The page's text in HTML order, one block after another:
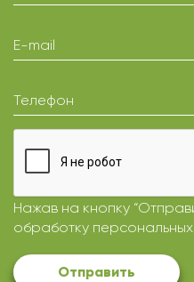
E-mail
Телефон
Нажав на кнопку
обработку
Отправить